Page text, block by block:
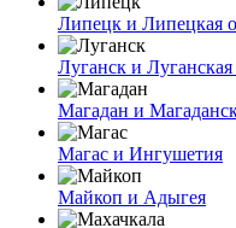
Липецк и Липецкая
Луганск и
Магадан и
Магас и Ингушетия
Майкоп и Адыгея